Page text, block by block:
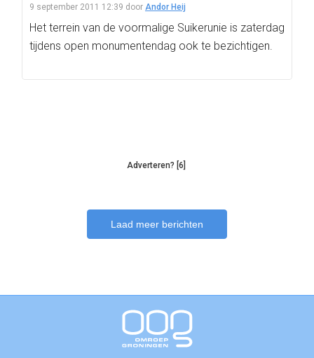
9 september 2011 12:39 door Andor Heij
Het terrein van de voormalige Suikerunie is zaterdag
tijdens open monumentendag ook te bezichtigen.
Adverteren? [6]
Laad meer berichten